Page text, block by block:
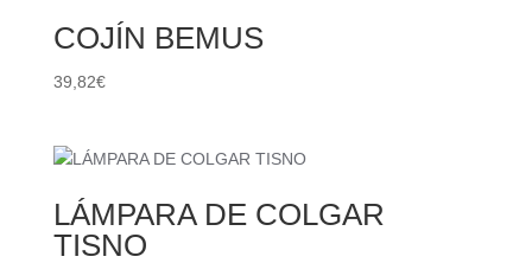
COJÍN BEMUS
39,82€
LÁMPARA DE COLGAR
TISNO